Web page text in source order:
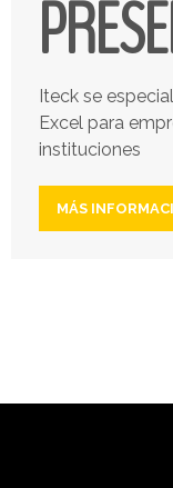
Iteck se
Excel para
instituciones
MÁS